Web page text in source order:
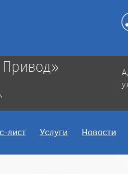
лист Услуги Новости